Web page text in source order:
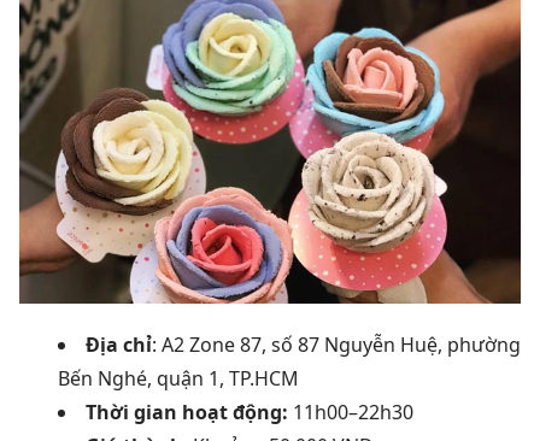
Địa chỉ: A2 Zone 87, số 87 Nguyễn Huệ, phường
Bến Nghé, quận 1, TP.HCM
Thời gian hoạt động: 11h00–22h30